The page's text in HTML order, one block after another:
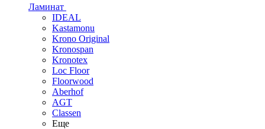
Ламинат
IDEAL
Kastamonu
Krono Original
Kronospan
Kronotex
Loc Floor
Floorwood
Aberhof
AGT
Classen
Еще